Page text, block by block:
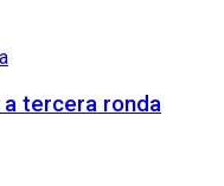
a tercera ronda